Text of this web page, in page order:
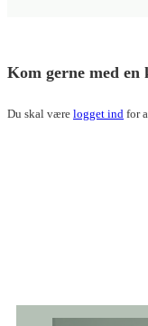
Kom gerne med
Du skal være logget ind for